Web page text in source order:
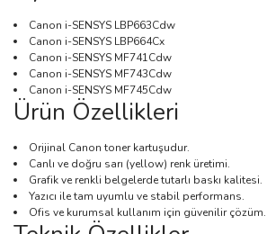
Canon i-SENSYS LBP663Cdw
Canon i-SENSYS LBP664Cx
Canon i-SENSYS MF741Cdw
Canon i-SENSYS MF743Cdw
Canon i-SENSYS MF745Cdw
Ürün Özellikleri
Orijinal Canon toner kartuşudur.
Canlı ve doğru sarı (yellow) renk üretimi.
Grafik ve renkli belgelerde tutarlı baskı kalitesi.
Yazıcı ile tam uyumlu ve stabil performans.
Ofis ve kurumsal kullanım için güvenilir çözüm.